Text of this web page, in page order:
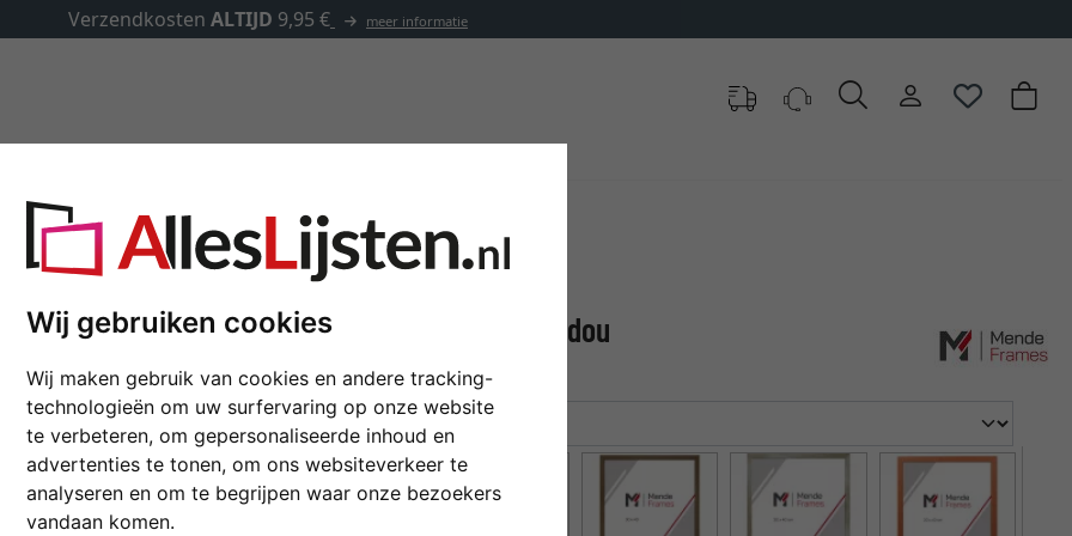
Wij gebruiken cookies
Wij maken gebruik van cookies en andere tracking-
technologieën om uw surfervaring op onze website
te verbeteren, om gepersonaliseerde inhoud en
advertenties te tonen, om ons websiteverkeer te
analyseren en om te begrijpen waar onze bezoekers
vandaan komen.
Lijsten op maat Passe-partouts Toebehoren
Houten lijst op maat Koudou
zwart | normaal glas (2 mm)
kleur